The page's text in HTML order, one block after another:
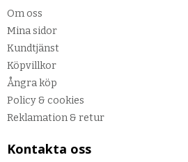
Om oss
Mina sidor
Kundtjänst
Köpvillkor
Ångra köp
Policy & cookies
Reklamation & retur
Kontakta oss